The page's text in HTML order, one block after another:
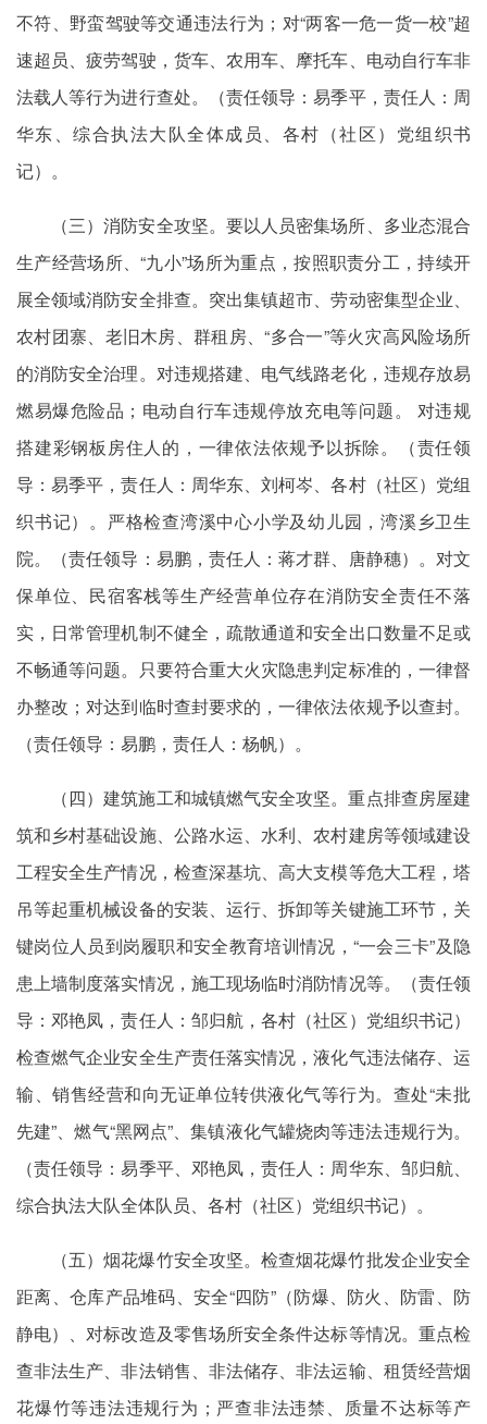
不符、野蛮驾驶等交通违法行为；对“两客一危一货一校”超
速超员、疲劳驾驶，货车、农用车、摩托车、电动自行车非
法载人等行为进行查处。（责任领导：易季平，责任人：周
华东、综合执法大队全体成员、各村（社区）党组织书
记）。
（三）消防安全攻坚。要以人员密集场所、多业态混合
生产经营场所、“九小”场所为重点，按照职责分工，持续开
展全领域消防安全排查。突出集镇超市、劳动密集型企业、
农村团寨、老旧木房、群租房、“多合一”等火灾高风险场所
的消防安全治理。对违规搭建、电气线路老化，违规存放易
燃易爆危险品；电动自行车违规停放充电等问题。 对违规
搭建彩钢板房住人的，一律依法依规予以拆除。（责任领
导：易季平，责任人：周华东、刘柯岑、各村（社区）党组
织书记）。严格检查湾溪中心小学及幼儿园，湾溪乡卫生
院。（责任领导：易鹏，责任人：蒋才群、唐静穗）。对文
保单位、民宿客栈等生产经营单位存在消防安全责任不落
实，日常管理机制不健全，疏散通道和安全出口数量不足或
不畅通等问题。只要符合重大火灾隐患判定标准的，一律督
办整改；对达到临时查封要求的，一律依法依规予以查封。
（责任领导：易鹏，责任人：杨帆）。
（四）建筑施工和城镇燃气安全攻坚。重点排查房屋建
筑和乡村基础设施、公路水运、水利、农村建房等领域建设
工程安全生产情况，检查深基坑、高大支模等危大工程，塔
吊等起重机械设备的安装、运行、拆卸等关键施工环节，关
键岗位人员到岗履职和安全教育培训情况，“一会三卡”及隐
患上墙制度落实情况，施工现场临时消防情况等。（责任领
导：邓艳凤，责任人：邹归航，各村（社区）党组织书记）
检查燃气企业安全生产责任落实情况，液化气违法储存、运
输、销售经营和向无证单位转供液化气等行为。查处“未批
先建”、燃气“黑网点”、集镇液化气罐烧肉等违法违规行为。
（责任领导：易季平、邓艳凤，责任人：周华东、邹归航、
综合执法大队全体队员、各村（社区）党组织书记）。
（五）烟花爆竹安全攻坚。检查烟花爆竹批发企业安全
距离、仓库产品堆码、安全“四防”（防爆、防火、防雷、防
静电）、对标改造及零售场所安全条件达标等情况。重点检
查非法生产、非法销售、非法储存、非法运输、租赁经营烟
花爆竹等违法违规行为；严查非法违禁、质量不达标等产